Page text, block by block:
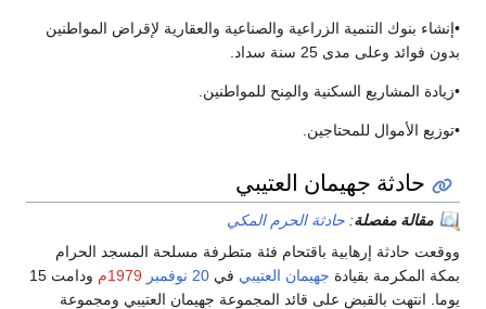
•إنشاء بنوك التنمية الزراعية والصناعية والعقارية لإقراض المواطنين
بدون فوائد وعلى مدى 25 سنة سداد.
•زيادة المشاريع السكنية والمِنح للمواطنين.
•توزيع الأموال للمحتاجين.
حادثة جهيمان العتيبي
مقالة مفصلة: حادثة الحرم المكي
ووقعت حادثة إرهابية باقتحام فئة متطرفة مسلحة المسجد الحرام
بمكة المكرمة بقيادة جهيمان العتيبي في 20 نوفمبر 1979م
ودامت 15
يوما. انتهت بالقبض على قائد المجموعة جهيمان العتيبي ومجموعة